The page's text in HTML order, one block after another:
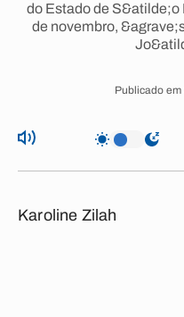
do Estado de S&atilde;o
de novembro,
Publicado
Karoline Zilah